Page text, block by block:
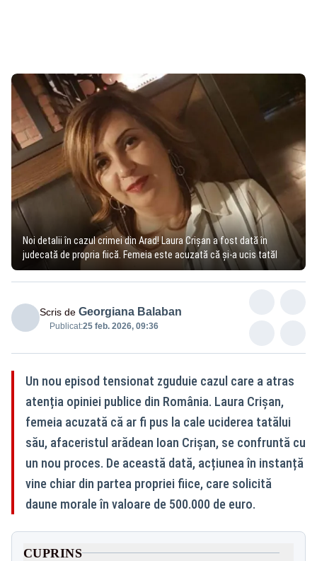
Noi detalii în cazul crimei din Arad! Laura Crișan a fost dată în
judecată de propria fiică. Femeia este acuzată că și-a ucis tatăl
Scris de Georgiana Balaban
Publicat:25 feb. 2026, 09:36
Un nou episod tensionat zguduie cazul care a atras
atenția opiniei publice din România. Laura Crișan,
femeia acuzată că ar fi pus la cale uciderea tatălui
său, afaceristul arădean Ioan Crișan, se confruntă cu
un nou proces. De această dată, acțiunea în instanță
vine chiar din partea propriei fiice, care solicită
daune morale în valoare de 500.000 de euro.
CUPRINS